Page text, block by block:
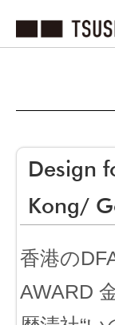
Design
Kong/
香港の
AWARD